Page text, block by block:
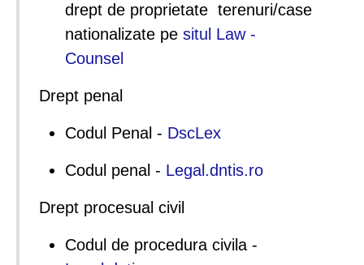
drept de proprietate terenuri/case
nationalizate pe situl Law -
Counsel
Drept penal
Codul Penal - DscLex
Codul penal - Legal.dntis.ro
Drept procesual civil
Codul de procedura civila -